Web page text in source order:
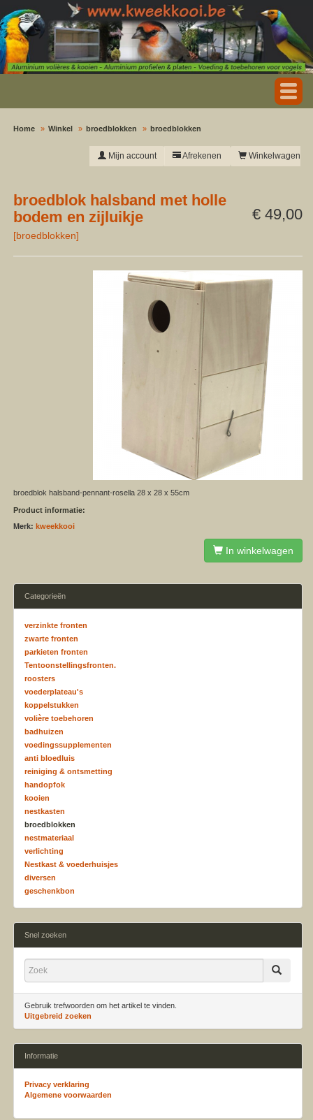
Home Winkel broedblokken broedblokken
Winkelwagen
Afrekenen
Mijn account
€ 49,00
broedblok halsband met holle
bodem en zijluikje
[broedblokken]
broedblok halsband-pennant-rosella 28 x 28 x 55cm
Product informatie:
Merk: kweekkooi
In winkelwagen
Categorieën
verzinkte fronten
zwarte fronten
parkieten fronten
Tentoonstellingsfronten.
roosters
voederplateau's
koppelstukken
volière toebehoren
badhuizen
voedingssupplementen
anti bloedluis
reiniging & ontsmetting
handopfok
kooien
nestkasten
broedblokken
nestmateriaal
verlichting
Nestkast & voederhuisjes
diversen
geschenkbon
Snel zoeken
Gebruik trefwoorden om het artikel te vinden.
Uitgebreid zoeken
Informatie
Privacy verklaring
Algemene voorwaarden